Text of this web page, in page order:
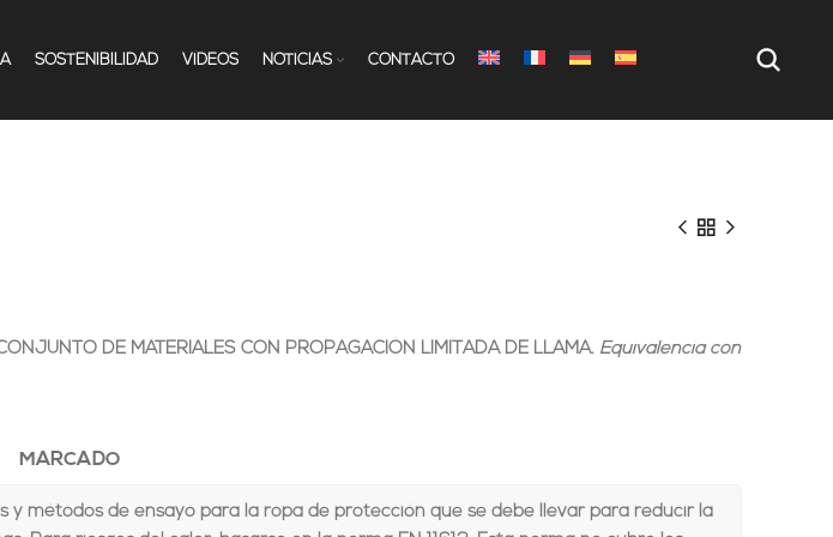
SOSTENIBILIDAD VÍDEOS NOTÍCIAS CONTACTO
DE MATERIALES CON PROPAGACIÓN LIMITADA DE LLAMA. Equivalencia con
MARCADO
métodos de ensayo para la ropa de protección que se debe llevar para reducir la